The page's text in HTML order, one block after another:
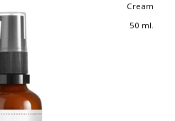
Cream
50 ml.